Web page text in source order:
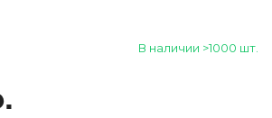
В наличии >1000 шт.